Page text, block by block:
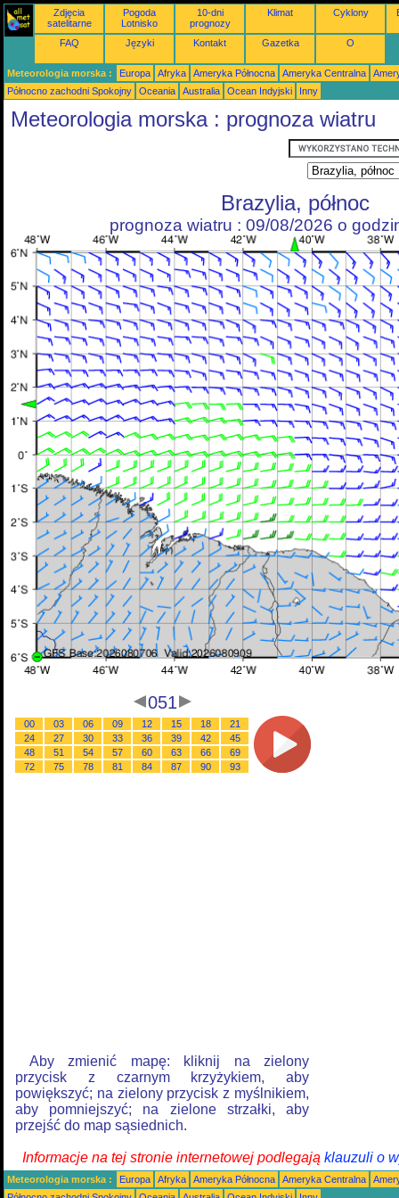
Zdjęcia
satelitarne
Pogoda
Lotnisko
10-dni
prognozy
Klimat Cyklony
FAQ Języki Kontakt Gazetka O
Meteorologia morska : Europa Afryka Ameryka Północna Ameryka Centralna
Północno zachodni Spokojny
Oceania Australia Ocean Indyjski Inny
Meteorologia morska : prognoza wiatru
Brazylia, północ
prognoza wiatru : 09/08/2026 o
051
00 03 06 09 12 15 18
21
24
27 30 33 36 39 42
45
48
51 54 57 60 63 66
69
72
75 78 81 84 87 90 93
Aby zmienić mapę: kliknij na zielony
przycisk z czarnym krzyżykiem, aby
powiększyć; na zielony przycisk z myślnikiem,
aby pomniejszyć; na zielone strzałki, aby
przejść do map sąsiednich.
Informacje na tej stronie internetowej podlegają klauzuli o
Meteorologia morska : Europa Afryka Ameryka Północna Ameryka Centralna